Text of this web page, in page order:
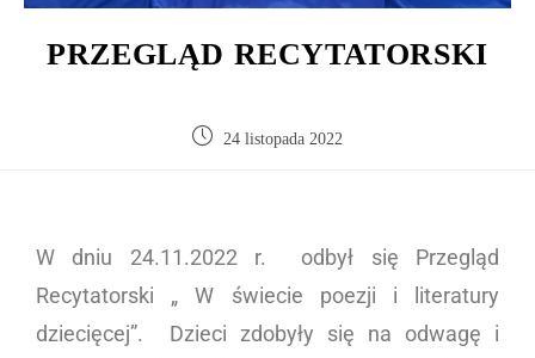
PRZEGLĄD RECYTATORSKI
24 listopada 2022
W dniu 24.11.2022 r. odbył się Przegląd
Recytatorski „ W świecie poezji i literatury
dziecięcej”. Dzieci zdobyły się na odwagę i